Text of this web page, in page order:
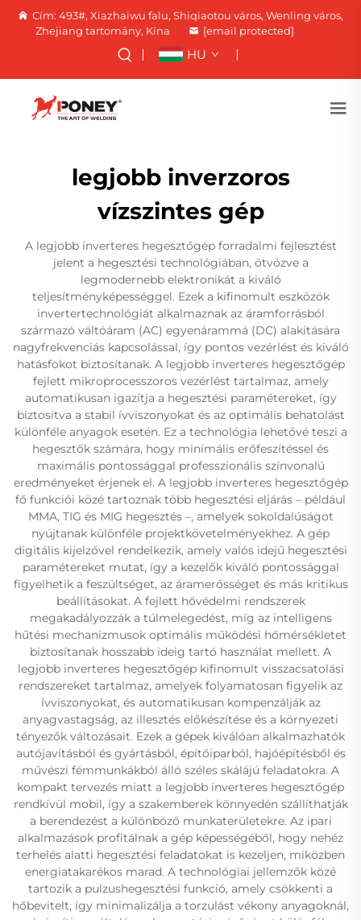
Cím: 493#, Xiazhaiwu falu, Shiqiaotou város, Wenling város,
Zhejiang tartomány, Kína
[email protected]
HU
legjobb inverzoros
vízszintes gép
A legjobb inverteres hegesztőgép forradalmi fejlesztést
jelent a hegesztési technológiában, ötvözve a
legmodernebb elektronikát a kiváló
teljesítményképességgel. Ezek a kifinomult eszközök
invertertechnológiát alkalmaznak az áramforrásból
származó váltóáram (AC) egyenárammá (DC) alakítására
nagyfrekvenciás kapcsolással, így pontos vezérlést és kiváló
hatásfokot biztosítanak. A legjobb inverteres hegesztőgép
fejlett mikroprocesszoros vezérlést tartalmaz, amely
automatikusan igazítja a hegesztési paramétereket, így
biztosítva a stabil ívviszonyokat és az optimális behatolást
különféle anyagok esetén. Ez a technológia lehetővé teszi a
hegesztők számára, hogy minimális erőfeszítéssel és
maximális pontossággal professzionális színvonalú
eredményeket érjenek el. A legjobb inverteres hegesztőgép
fő funkciói közé tartoznak több hegesztési eljárás – például
MMA, TIG és MIG hegesztés –, amelyek sokoldalúságot
nyújtanak különféle projektkövetelményekhez. A gép
digitális kijelzővel rendelkezik, amely valós idejű hegesztési
paramétereket mutat, így a kezelők kiváló pontossággal
figyelhetik a feszültséget, az áramerősséget és más kritikus
beállításokat. A fejlett hővédelmi rendszerek
megakadályozzák a túlmelegedést, míg az intelligens
hűtési mechanizmusok optimális működési hőmérsékletet
biztosítanak hosszabb ideig tartó használat mellett. A
legjobb inverteres hegesztőgép kifinomult visszacsatolási
rendszereket tartalmaz, amelyek folyamatosan figyelik az
ívviszonyokat, és automatikusan kompenzálják az
anyagvastagság, az illesztés előkészítése és a környezeti
tényezők változásait. Ezek a gépek kiválóan alkalmazhatók
autójavításból és gyártásból, építőiparból, hajóépítésből és
művészi fémmunkákból álló széles skálájú feladatokra. A
kompakt tervezés miatt a legjobb inverteres hegesztőgép
rendkívül mobil, így a szakemberek könnyedén szállíthatják
a berendezést a különböző munkaterületekre. Az ipari
alkalmazások profitálnak a gép képességéből, hogy nehéz
terhelés alatti hegesztési feladatokat is kezeljen, miközben
energiatakarékos marad. A technológiai jellemzők közé
tartozik a pulzushegesztési funkció, amely csökkenti a
hőbevitelt, így minimalizálja a torzulást vékony anyagoknál,